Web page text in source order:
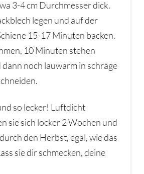
3-4 cm Durchmesser dick.
legen und auf der
15-17 Minuten backen.
10 Minuten stehen
dann noch lauwarm in schräge
so lecker! Luftdicht
sie sich locker 2 Wochen und
den Herbst, egal, wie das
sie dir schmecken, deine